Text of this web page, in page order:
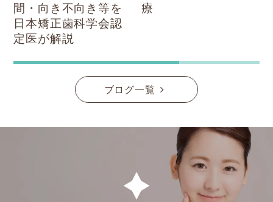
間・向き不向き等を
日本矯正歯科学会認
定医が解説
療
ブログ一覧